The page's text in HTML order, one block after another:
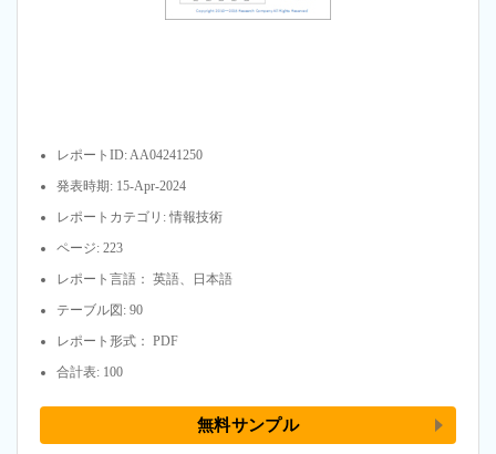
レポートID: AA04241250
発表時期: 15-Apr-2024
レポートカテゴリ: 情報技術
ページ: 223
レポート言語： 英語、日本語
テーブル図: 90
レポート形式： PDF
合計表: 100
無料サンプル